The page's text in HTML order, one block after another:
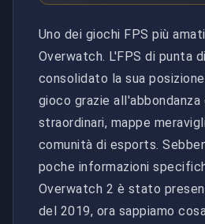
Uno dei giochi FPS più
Overwatch. L'FPS di punta
consolidato la sua
gioco grazie all'abbondanza
straordinari, mappe
comunità di esports.
poche informazioni
Overwatch 2 è stato
del 2019, ora sappiamo